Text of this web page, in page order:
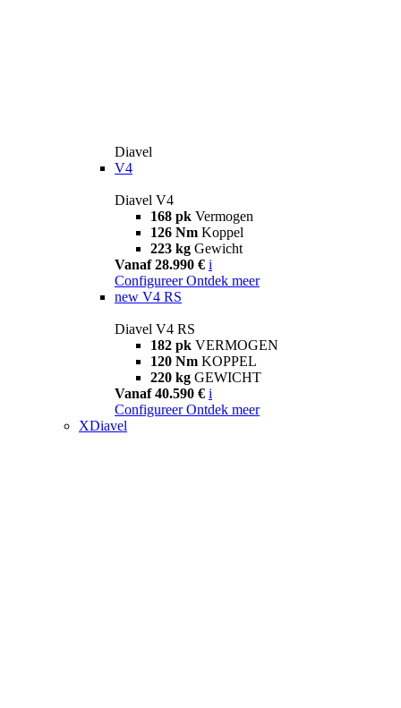
Diavel
V4
Diavel V4
168 pk Vermogen
126 Nm Koppel
223 kg Gewicht
Vanaf 28.990 € i
Configureer Ontdek meer
new V4 RS
Diavel V4 RS
182 pk VERMOGEN
120 Nm KOPPEL
220 kg GEWICHT
Vanaf 40.590 € i
Configureer Ontdek meer
XDiavel